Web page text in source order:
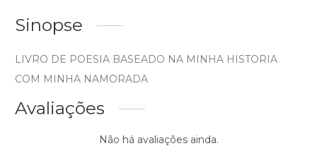
Sinopse
LIVRO DE POESIA BASEADO NA MINHA HISTORIA
COM MINHA NAMORADA
Avaliações
Não há avaliações ainda.